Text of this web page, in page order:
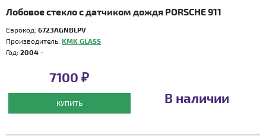
Лобовое стекло с датчиком дождя PORSCHE 911
Еврокод: 6723AGNBLPV
Производитель: KMK GLASS
Год: 2004 -
7100 ₽
КУПИТЬ В наличии